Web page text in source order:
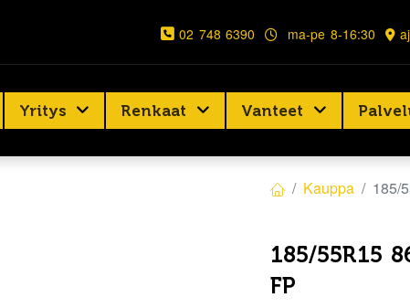
02 748 6390 ma-pe 8-16:30
Yritys Renkaat Vanteet
Kauppa 185/
185/55R15
FP